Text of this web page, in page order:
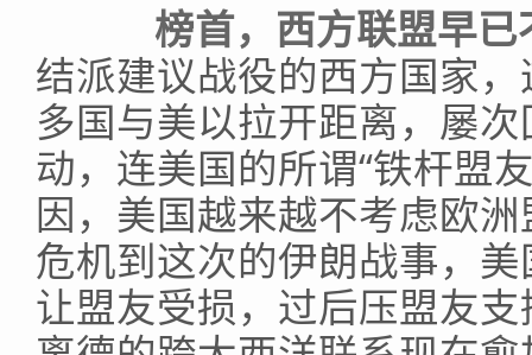
榜首，西方联盟早已
结派建议战役的西方国家
多国与美以拉开距离，屡
动，连美国的所谓“铁杆盟
因，美国越来越不考虑欧
危机到这次的伊朗战事，
让盟友受损，过后压盟友